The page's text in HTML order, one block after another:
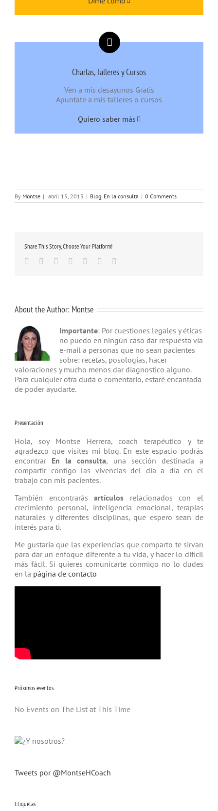
Charlas, Talleres y Cursos
Ven a mis desayunos Gratis
Apuntate a mis talleres o cursos
Quiero saber más
By Montse | abril 15, 2013 | Blog, En la consulta | 0 Comments
Share This Story, Choose Your Platform!
Facebook
TwitterLinkedinGoogle+
TumblrPinterest
About the Author: Montse
Importante: Por cuestiones legales y éticas
no puedo en ningún caso dar respuesta vía
e-mail a personas que no sean pacientes
sobre: recetas, posologías, hacer
valoraciones y mucho menos dar diagnostico alguno.
Para cualquier otra duda o comentario, estaré encantada
de poder ayudarte.
Presentación
Hola, soy Montse Herrera, coach tera­péutico y te
agradezco que visites mi blog. En este espacio podrás
encontrar En la consulta, una sección destinada a
compartir contigo las vivencias del día a día en el
trabajo con mis pacientes.
También encontrarásartículos relacio­nados con el
crecimiento personal, inteligencia emocional, terapias
natu­rales y diferentes disciplinas, que espero sean de
interés para ti.
Me gustaría que las experiencias que comparto te sirvan
para dar un enfoque diferente a tu vida, y hacer lo difícil
más fácil. Si quieres comunicarte conmigo no lo dudes
en la página de contacto
Próximos eventos
No Events on The List at This Time
Tweets por @MontseHCoach
Etiquetas